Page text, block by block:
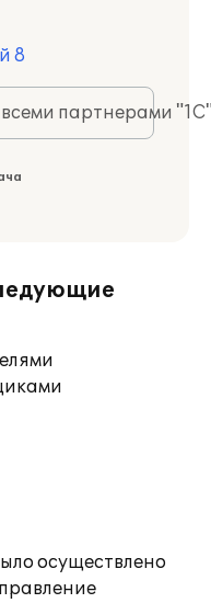
8
партнерами
осуществлено